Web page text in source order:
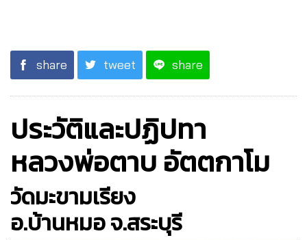
share tweet share
ประวัติและปฏิปทา
หลวงพ่อตาบ อัตตกาโม
วัดมะขามเรียง
อ.บ้านหมอ จ.สระบุรี